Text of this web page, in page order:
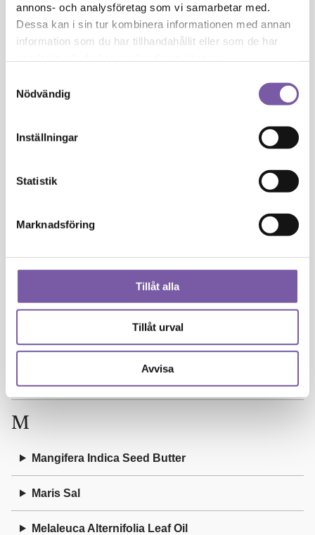
annons- och analysföretag som vi samarbetar med.
Dessa kan i sin tur kombinera informationen med annan
information som du har tillhandahållit eller som de har
Nödvändig
Inställningar
Statistik
Marknadsföring
Tillåt alla
Tillåt urval
Avvisa
Juniperus Communis Oil
K
Kaolin
L
Linalool
Linalyl Acetate
Litsea Cubeba Fruit Oil
M
Mangifera Indica Seed Butter
Maris Sal
Melaleuca Alternifolia Leaf Oil